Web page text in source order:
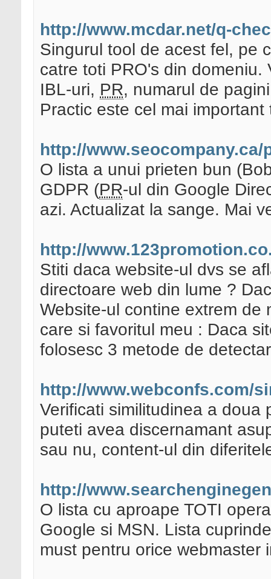
http://www.mcdar.net/q-
Singurul tool de acest fel, pe
catre toti PRO's din domeniu.
IBL-uri, PR, numarul de
Practic este cel mai
http://
O lista a unui prieten bun
GDPR (PR-ul din Google
azi. Actualizat la sange. Mai
http://
Stiti daca website-ul dvs se
directoare web din lume ?
Website-ul contine extrem de
care si favoritul meu : Daca
folosesc 3 metode de
http://www.webconfs.com/
Verificati similitudinea a doua
puteti avea discernamant
sau nu, content-ul din
http://
O lista cu aproape TOTI
Google si MSN. Lista
must pentru orice webmaster